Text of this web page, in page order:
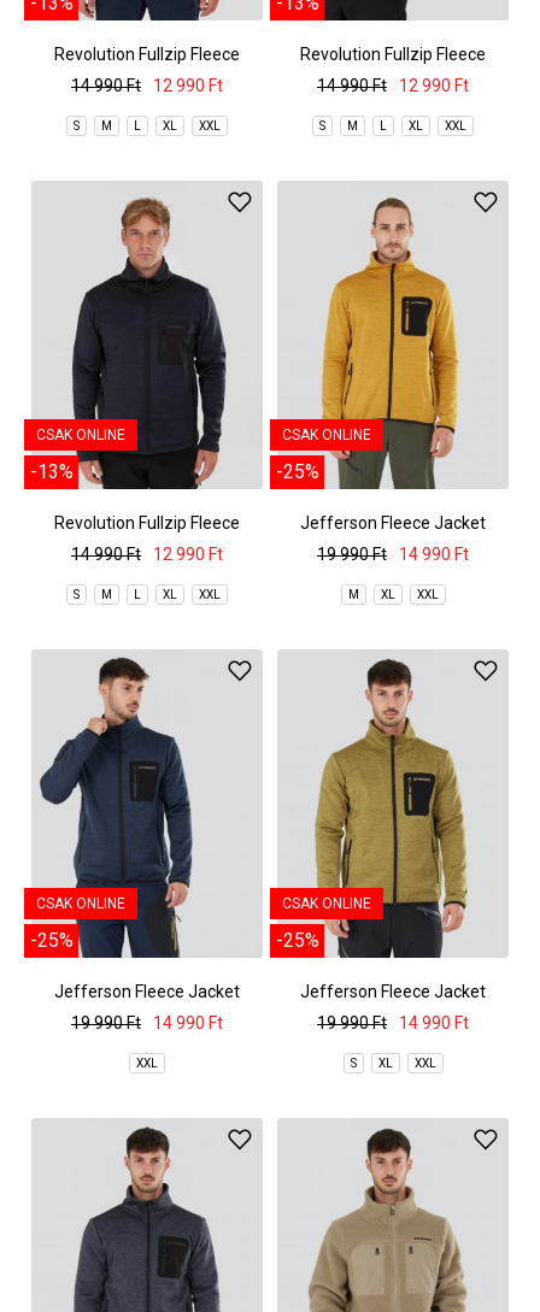
Revolution Fullzip Fleece
14 990 Ft
12 990 Ft
S M L XL XXL
Revolution Fullzip Fleece
14 990 Ft
12 990 Ft
S M L XL XXL
CSAK ONLINE
-13%
Revolution Fullzip Fleece
14 990 Ft
12 990 Ft
S M L XL XXL
CSAK ONLINE
-25%
Jefferson Fleece Jacket
19 990 Ft
14 990 Ft
M XL XXL
CSAK ONLINE
-25%
Jefferson Fleece Jacket
19 990 Ft
14 990 Ft
XXL
CSAK ONLINE
-25%
Jefferson Fleece Jacket
19 990 Ft
14 990 Ft
S XL XXL